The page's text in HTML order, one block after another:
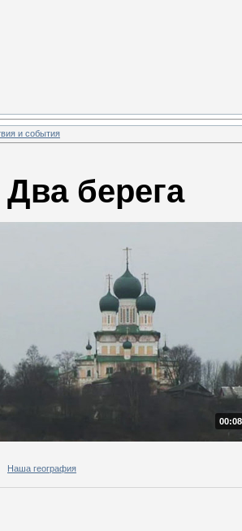
и события
Два берега
Наша география